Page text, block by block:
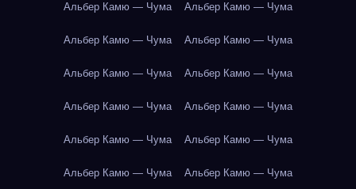
Альбер Камю — Чума Альбер Камю — Чума
Альбер Камю — Чума Альбер Камю — Чума
Альбер Камю — Чума Альбер Камю — Чума
Альбер Камю — Чума Альбер Камю — Чума
Альбер Камю — Чума Альбер Камю — Чума
Альбер Камю — Чума Альбер Камю — Чума